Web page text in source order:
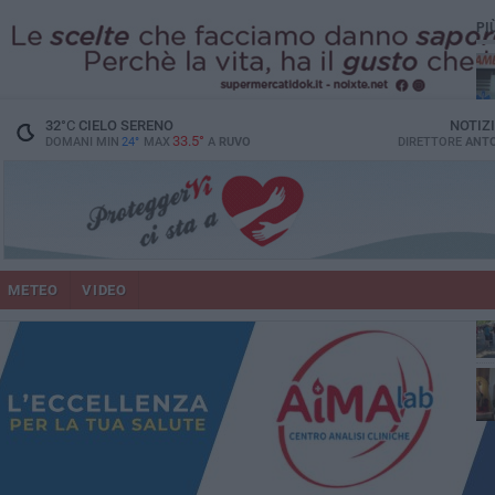
32°CCIELO SERENO
DOMANI MIN 24° MAX 33.5° A RUVO DIRETTORE
METEO VIDEO